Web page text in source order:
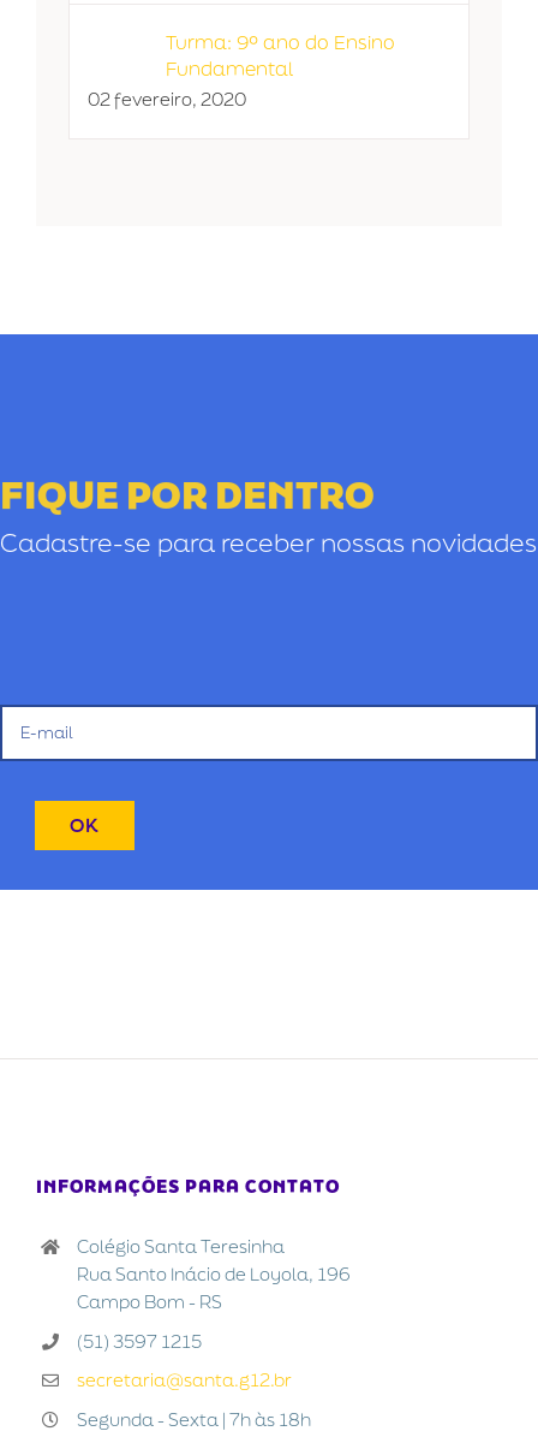
Turma: 9º ano do Ensino
Fundamental
02 fevereiro, 2020
FIQUE POR DENTRO
Cadastre-se para receber nossas novidades
INFORMAÇÕES PARA CONTATO
Colégio Santa Teresinha
Rua Santo Inácio de Loyola, 196
Campo Bom - RS
(51) 3597 1215
secretaria@santa.g12.br
Segunda - Sexta | 7h às 18h